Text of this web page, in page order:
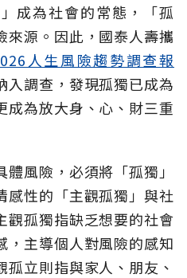
成為社會的常態，「孤
來源。因此，國泰人壽攜
人生風險趨勢調查報
入調查，發現孤獨已成為
成為放大身、心、財三重
風險，必須將「孤獨」
感性的「主觀孤獨」與社
觀孤獨指缺乏想要的社會
，主導個人對風險的感知
立則指與家人、朋友、